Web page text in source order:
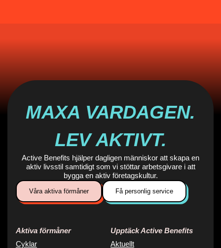
MAXA VARDAGEN.
LEV AKTIVT.
Active Benefits hjälper dagligen människor att skapa en
aktiv livsstil samtidigt som vi stöttar arbetsgivare i att
bygga en aktiv företagskultur.
Våra aktiva förmåner Få personlig service
Aktiva förmåner
Cyklar
Upptäck Active Benefits
Aktuellt